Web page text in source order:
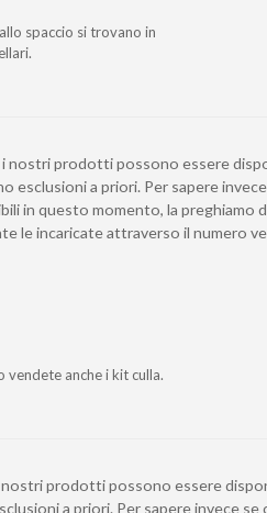
spaccio si trovano in
nostri prodotti possono essere
esclusioni a priori. Per sapere
in questo momento, la preghiamo
le incaricate attraverso il numero
vendete anche i kit culla.
prodotti possono essere
a priori. Per sapere invece se